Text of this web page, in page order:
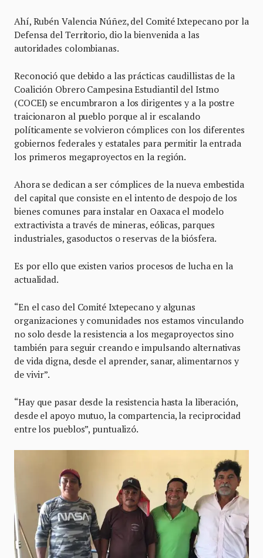
Ahí, Rubén Valencia Núñez, del Comité Ixtepecano por la
Defensa del Territorio, dio la bienvenida a las
autoridades colombianas.
Reconoció que debido a las prácticas caudillistas de la
Coalición Obrero Campesina Estudiantil del Istmo
(COCEI) se encumbraron a los dirigentes y a la postre
traicionaron al pueblo porque al ir escalando
políticamente se volvieron cómplices con los diferentes
gobiernos federales y estatales para permitir la entrada
los primeros megaproyectos en la región.
Ahora se dedican a ser cómplices de la nueva embestida
del capital que consiste en el intento de despojo de los
bienes comunes para instalar en Oaxaca el modelo
extractivista a través de mineras, eólicas, parques
industriales, gasoductos o reservas de la biósfera.
Es por ello que existen varios procesos de lucha en la
actualidad.
“En el caso del Comité Ixtepecano y algunas
organizaciones y comunidades nos estamos vinculando
no solo desde la resistencia a los megaproyectos sino
también para seguir creando e impulsando alternativas
de vida digna, desde el aprender, sanar, alimentarnos y
de vivir”.
“Hay que pasar desde la resistencia hasta la liberación,
desde el apoyo mutuo, la compartencia, la reciprocidad
entre los pueblos”, puntualizó.